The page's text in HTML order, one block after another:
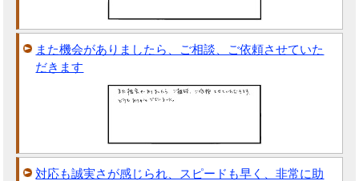
また機会がありましたら、ご相談、ご依頼させていた
だきます
対応も誠実さが感じられ、スピードも早く、非常に助